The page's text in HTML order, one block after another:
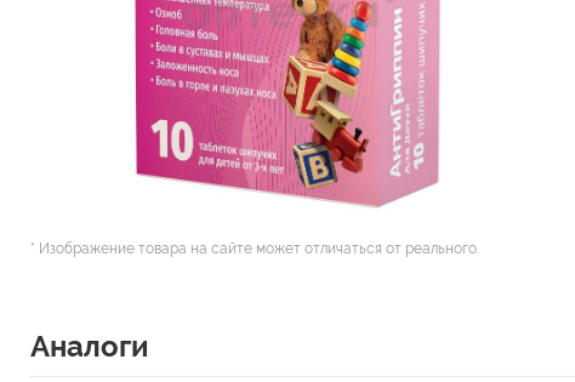
* Изображение товара на сайте может отличаться от реального.
Аналоги